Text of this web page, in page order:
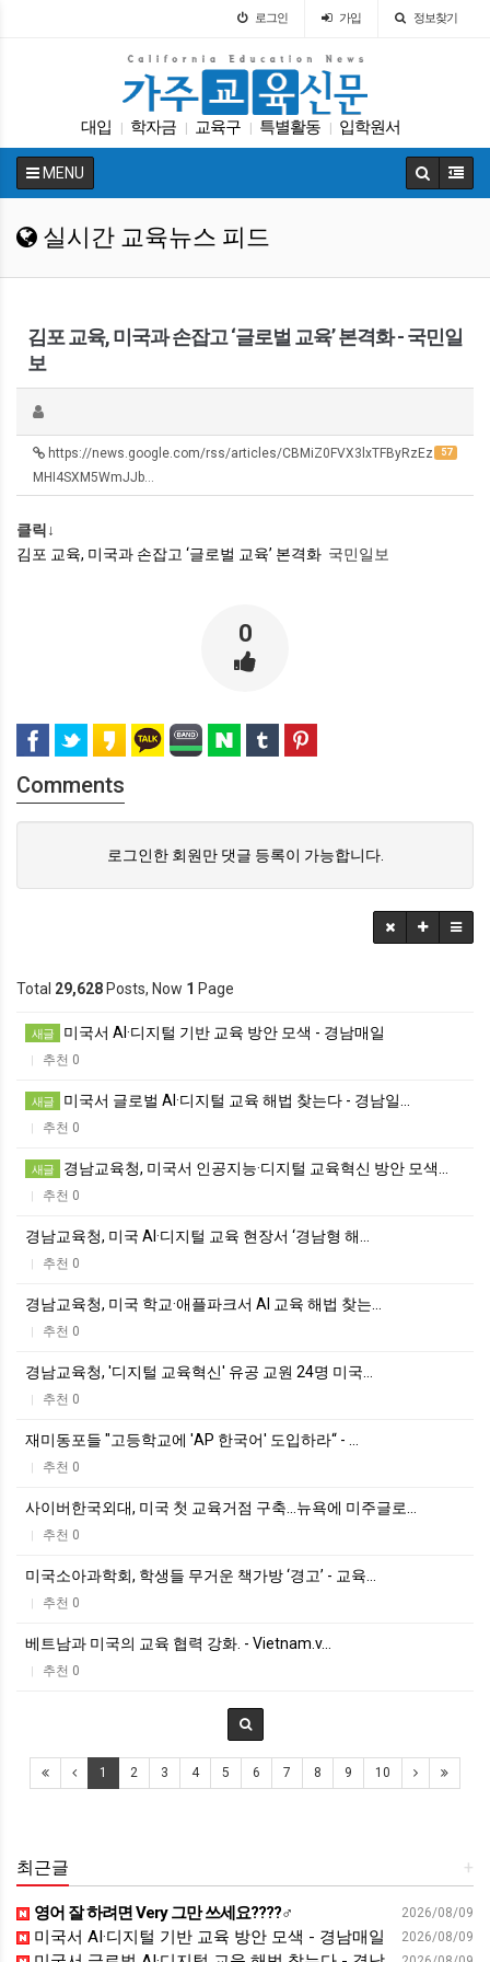
로그인 가입 정보찾기
대입 학자금 교육구 특별활동 입학원서
| 교육정책 팝사 인터뷰 학교급식 Fafsa
MENU
실시간 교육뉴스 피드
김포 교육, 미국과 손잡고 ‘글로벌 교육’ 본격화 - 국민일
보
57
https://news.google.com/rss/articles/CBMiZ0FVX3lxTFByRzEz
MHI4SXM5WmJJb…
클릭↓
김포 교육, 미국과 손잡고 ‘글로벌 교육’ 본격화 국민일보
0
Comments
로그인한 회원만 댓글 등록이 가능합니다.
Total 29,628 Posts, Now 1 Page
새글 미국서 AI·디지털 기반 교육 방안 모색 - 경남매일
| 추천 0
새글 미국서 글로벌 AI·디지털 교육 해법 찾는다 - 경남일…
| 추천 0
새글 경남교육청, 미국서 인공지능·디지털 교육혁신 방안 모색…
| 추천 0
경남교육청, 미국 AI·디지털 교육 현장서 ‘경남형 해…
| 추천 0
경남교육청, 미국 학교·애플파크서 AI 교육 해법 찾는…
| 추천 0
경남교육청, '디지털 교육혁신' 유공 교원 24명 미국…
| 추천 0
재미동포들 "고등학교에 'AP 한국어' 도입하라“ - …
| 추천 0
사이버한국외대, 미국 첫 교육거점 구축…뉴욕에 미주글로…
| 추천 0
미국소아과학회, 학생들 무거운 책가방 ‘경고’ - 교육…
| 추천 0
베트남과 미국의 교육 협력 강화. - Vietnam.v…
| 추천 0
1 2 3 4 5 6 7 8 9 10
+
최근글
2026/08/09
영어 잘 하려면 Very 그만 쓰세요????‍♂️
2026/08/09
미국서 AI·디지털 기반 교육 방안 모색 - 경남매일